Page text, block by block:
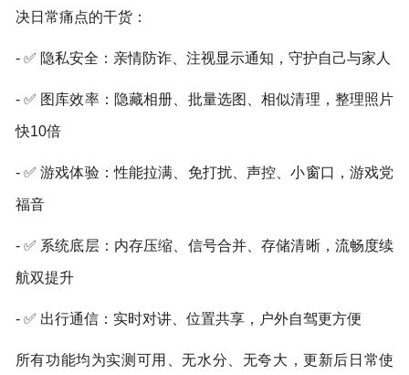
决日常痛点的干货：
- ✅ 隐私安全：亲情防诈、注视显示通知，守护自己与家人
- ✅ 图库效率：隐藏相册、批量选图、相似清理，整理照片
快10倍
- ✅ 游戏体验：性能拉满、免打扰、声控、小窗口，游戏党
福音
- ✅ 系统底层：内存压缩、信号合并、存储清晰，流畅度续
航双提升
- ✅ 出行通信：实时对讲、位置共享，户外自驾更方便
所有功能均为实测可用、无水分、无夸大，更新后日常使